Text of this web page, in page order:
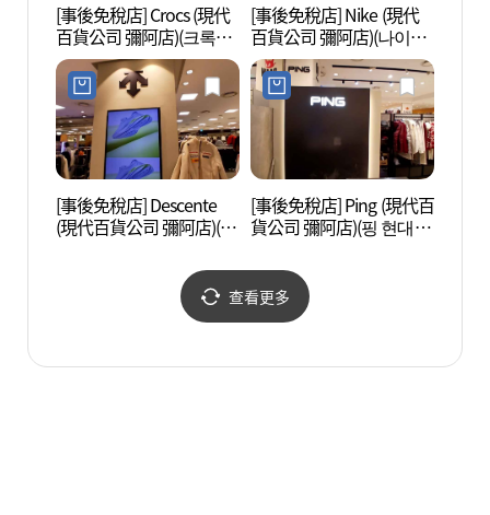
[事後免稅店] Crocs (現代
百貨公司 彌阿店)(크록스
현대백화점 미아점)
[事後免稅店] Nike (現代
百貨公司 彌阿店)(나이키
현대백화점 미아점)
[事後免稅店] Descente
(現代百貨公司 彌阿店)(데
[事後免稅店] Ping (現代百
貨公司 彌阿店)(핑 현대백
查看更多